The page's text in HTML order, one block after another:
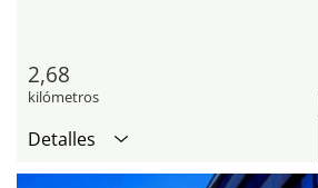
2,68
kilómetros
Detalles